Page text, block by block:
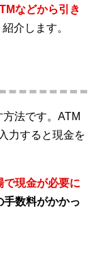
などから引き
介します。
法です。ATM
力すると現金を
で現金が必要に
手数料がかかっ